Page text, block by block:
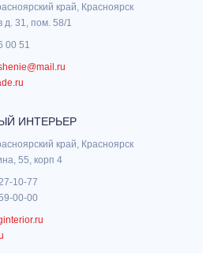
край, Красноярск
д. 31, пом. 58/1
00 51
ИНТЕРЬЕР
край, Красноярск
55, корп 4
10-77
00-00